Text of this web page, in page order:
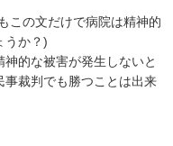
この文だけで病院は精神的
うか？)
的な被害が発生しないと
事裁判でも勝つことは出来